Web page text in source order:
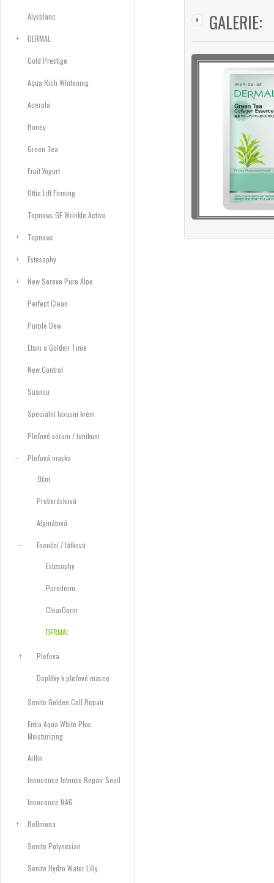
Alysblanc
DERMAL
Gold Prestige
Aqua Rich Whitening
Acerola
Honey
Green Tea
Fruit Yogurt
Ottie Lift Firming
Topnews GE Wrinkle Active
Topnews
Estesophy
New Sereve Pure Aloe
Perfect Clean
Purple Dew
Etani a Golden Time
New Control
Suansu
Speciální luxusní krém
Pleťové sérum / tonikum
Pleťová maska
Oční
Protivrásková
Alginátová
Esenční / látková
Estesophy
Purederm
ClearDerm
DERMAL
Pleťová
Doplňky k pleťové masce
Senite Golden Cell Repair
Entia Aqua White Plus
Moisturizing
Arllin
Innocence Intense Repair Snail
Innocence NAG
Bellmona
Senite Polynesian
Senite Hydro Water Lilly
GALERIE: